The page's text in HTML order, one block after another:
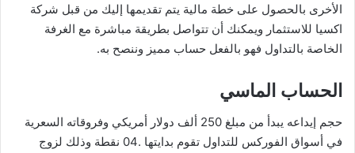
الأخرى بالحصول على خطة مالية يتم تقديمها إليك من قبل شركة
اكسيا للاستثمار ويمكنك أن تتواصل بطريقة مباشرة مع الغرفة
الخاصة بالتداول فهو بالفعل حساب مميز وننصح به.
الحساب الماسي
حجم إيداعه يبدأ من مبلغ 250 ألف دولار أمريكي وفروقاته السعرية
في أسواق الفوركس للتداول تقوم بدايتها .04 نقطة وذلك لزوج